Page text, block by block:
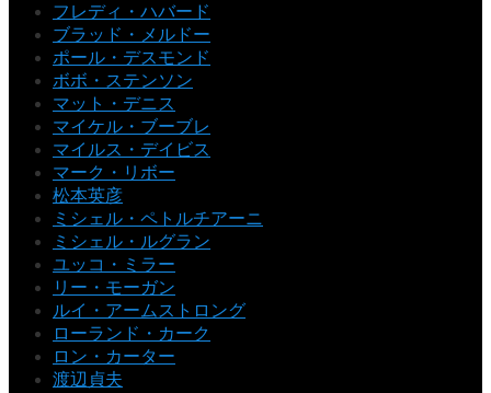
フレディ・ハバード
ブラッド・メルドー
ポール・デスモンド
ボボ・ステンソン
マット・デニス
マイケル・ブーブレ
マイルス・デイビス
マーク・リボー
松本英彦
ミシェル・ペトルチアーニ
ミシェル・ルグラン
ユッコ・ミラー
リー・モーガン
ルイ・アームストロング
ローランド・カーク
ロン・カーター
渡辺貞夫